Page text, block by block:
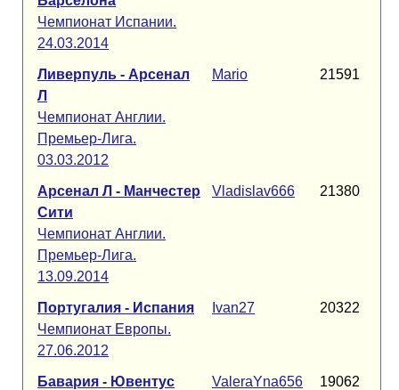
Чемпионат Испании.
24.03.2014
Ливерпуль - Арсенал
Л
Чемпионат Англии.
Премьер-Лига.
03.03.2012
Mario 21591
Арсенал Л - Манчестер
Сити
Чемпионат Англии.
Премьер-Лига.
13.09.2014
Vladislav666 21380
Португалия - Испания
Чемпионат Европы.
27.06.2012
Ivan27 20322
Бавария - Ювентус
ValeraYna656 19062